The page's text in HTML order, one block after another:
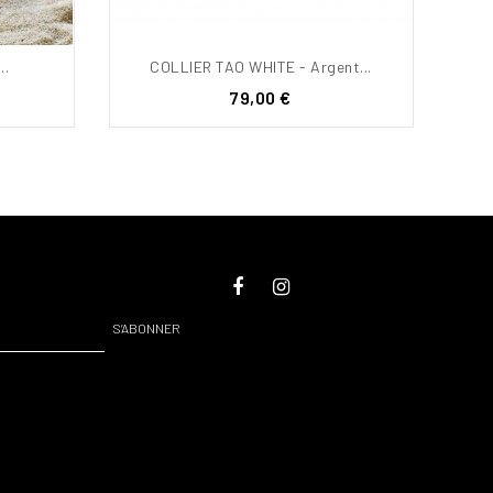
COLLIER TAO WHITE - Argent...
Prix
79,00 €